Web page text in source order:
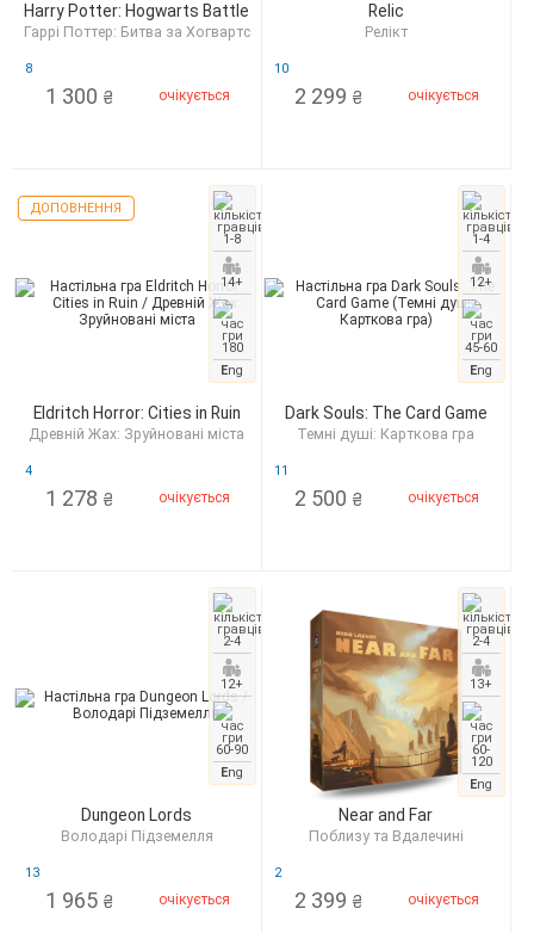
Harry Potter: Hogwarts Battle
Гаррі Поттер: Битва за Хогвартс
8
1 300 ₴ очікується
Relic
Релікт
10
2 299 ₴ очікується
Eldritch Horror: Cities in Ruin
Древній Жах: Зруйновані міста
1-8
14+
180
Eng
ДОПОВНЕННЯ
4
1 278 ₴ очікується
Dark Souls: The Card Game
Темні душі: Карткова гра
1-4
12+
45-60
Eng
11
2 500 ₴ очікується
Dungeon Lords
Володарі Підземелля
2-4
12+
60-90
Eng
13
1 965 ₴ очікується
Near and Far
Поблизу та Вдалечині
2-4
13+
60-
120
Eng
2
2 399 ₴ очікується